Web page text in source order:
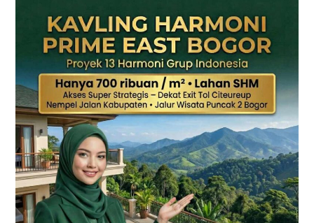
HARMONI
BOGOR
|
SHM
Pecah
Sertifikat
|
Dekat
Tol
Citeureup